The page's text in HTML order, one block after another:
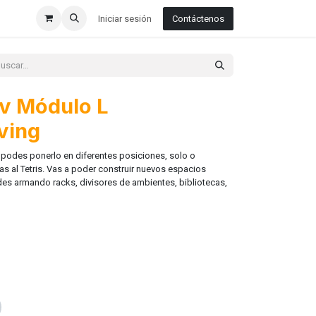
Iniciar sesión Contáctenos
Módulo L
podes ponerlo en diferentes posiciones, solo o
al Tetris. Vas a poder construir nuevos espacios
armando racks, divisores de ambientes, bibliotecas,